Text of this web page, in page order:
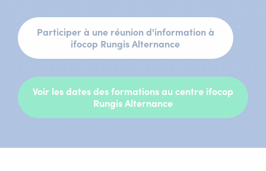
Participer à une réunion d'information à
ifocop Rungis Alternance
Voir les dates des formations au centre ifocop
Rungis Alternance